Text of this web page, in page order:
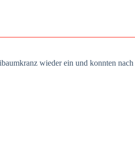
wie­der ein und konn­ten nach